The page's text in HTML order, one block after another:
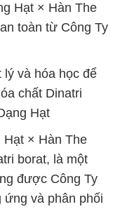
Hạt × Hàn The
toàn từ Công Ty
lý và hóa học để
chất Dinatri
Hạt
Hạt × Hàn The
borat, là một
được Công Ty
và phân phối